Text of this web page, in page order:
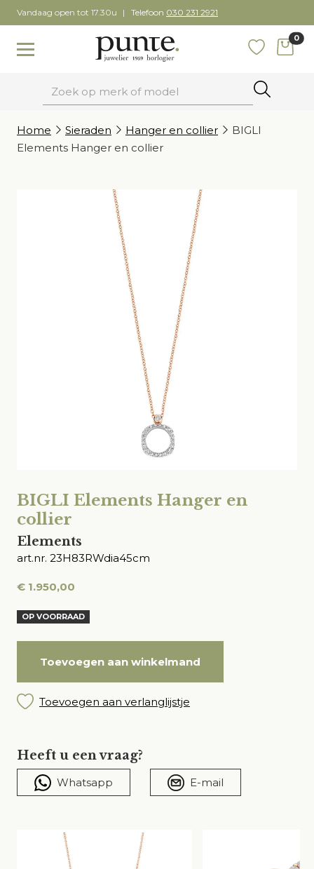
Skip
to
content
Vandaag open tot 17.30u Telefoon 030 231 2921
Toggle navigation
0
Home
Sieraden Hanger en collier
BIGLI
Elements Hanger en collier
BIGLI Elements Hanger en
collier
Elements
art.nr. 23H83RWdia45cm
€ 1.950,00
OP VOORRAAD
Toevoegen aan winkelmand
Toevoegen aan verlanglijstje
Heeft u een vraag?
Whatsapp E-mail